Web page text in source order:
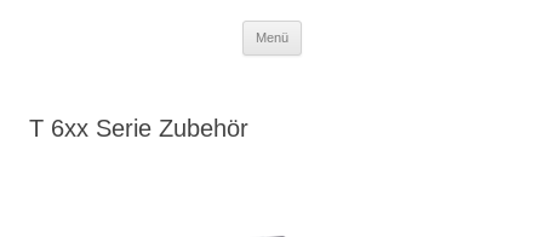
Menü
T 6xx Serie Zubehör